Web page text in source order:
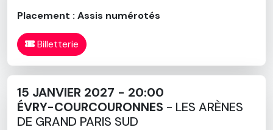
Placement : Assis numérotés
Billetterie
15 JANVIER 2027 - 20:00
ÉVRY-COURCOURONNES - LES ARÈNES
DE GRAND PARIS SUD